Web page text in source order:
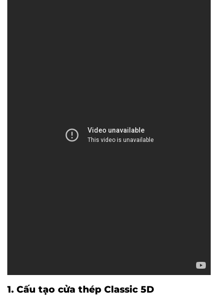
1. Cấu tạo cửa thép Classic 5D